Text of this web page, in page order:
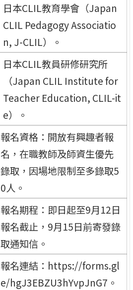
日本CLIL教育學會（Japan
CLIL Pedagogy Associatio
n, J-CLIL）。
日本CLIL教員研修研究所
（Japan CLIL Institute for
Teacher Education, CLIL-it
e）。
報名資格：開放有興趣者報
名，在職教師及師資生優先
錄取，因場地限制至多錄取5
0人。
報名期程：即日起至9月12日
報名截止，9月15日前寄發錄
取通知信。
報名連結：https://forms.gl
e/hgJ3EBZU3hYvpJnG7。